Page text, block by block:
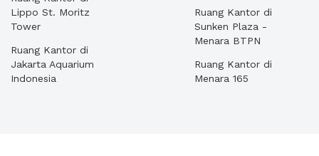
Lippo St. Moritz
Tower
Ruang Kantor di
Jakarta Aquarium
Indonesia
Ruang Kantor di
Sunken Plaza -
Menara BTPN
Ruang Kantor di
Menara 165